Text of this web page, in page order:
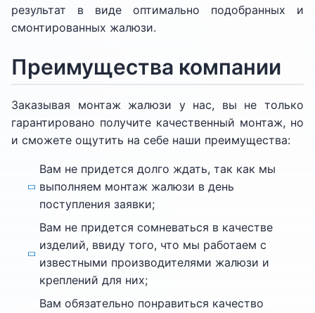
результат в виде оптимально подобранных и
смонтированных жалюзи.
Преимущества компании
Заказывая монтаж жалюзи у нас, вы не только
гарантировано получите качественный монтаж, но
и сможете ощутить на себе наши преимущества:
Вам не придется долго ждать, так как мы
выполняем монтаж жалюзи в день
поступления заявки;
Вам не придется сомневаться в качестве
изделий, ввиду того, что мы работаем с
известными производителями жалюзи и
креплений для них;
Вам обязательно понравиться качество